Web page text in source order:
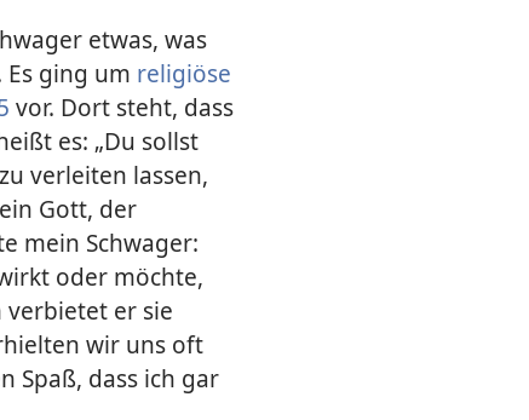
etwas, was
ging um religiöse
vor. Dort steht, dass
es: „Du sollst
verleiten lassen,
Gott, der
mein Schwager:
oder möchte,
er sie
wir uns oft
Spaß, dass ich gar